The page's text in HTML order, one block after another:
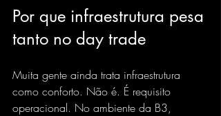
Por que infraestrutura pesa
tanto no day trade
Muita gente ainda trata infraestrutura
como conforto. Não é. É requisito
operacional. No ambiente da B3,